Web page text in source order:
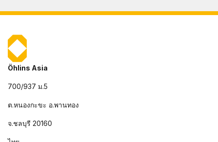
Öhlins Asia
700/937 ม.5
ต.หนองกะขะ อ.พานทอง
จ.ชลบุรี 20160